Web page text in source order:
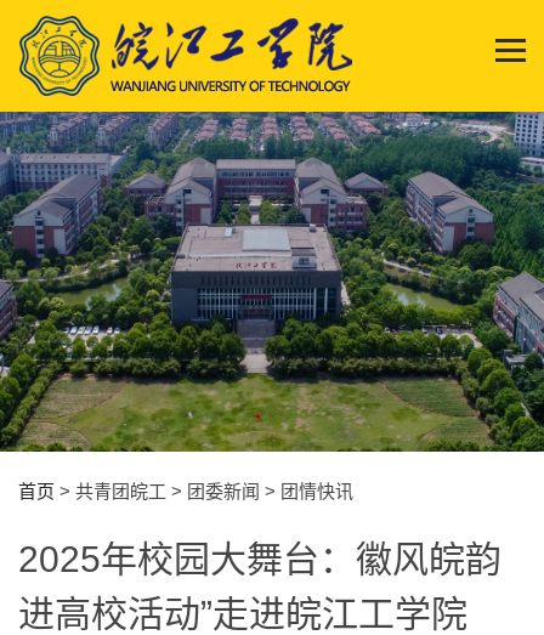
首页 > 共青团皖工 > 团委新闻 > 团情快讯
2025年校园大舞台：徽风皖韵
进高校活动”走进皖江工学院